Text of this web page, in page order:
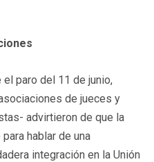
paro del 11 de junio,
de jueces y
advirtieron de que la
hablar de una
integración en la Unión